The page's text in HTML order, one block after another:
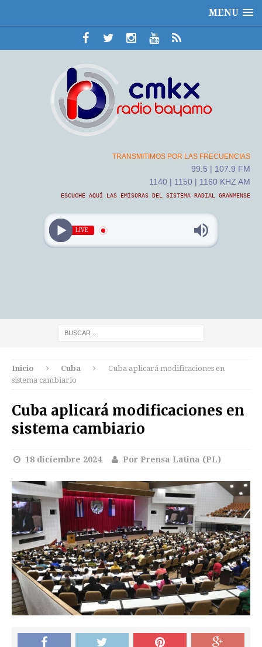
MENU
TRANSMITIMOS POR LAS FRECUENCIAS
99.5 | 107.9 FM
1140 | 1150 | 1160 KHZ AM
ESCUCHE AQUÍ LAS EMISORAS DEL SISTEMA RADIAL GRANMENSE
LIVE
Inicio Cuba
Cuba aplicará modificaciones en
sistema cambiario
Cuba aplicará modificaciones en
sistema cambiario
18 diciembre 2024 Por Prensa Latina (PL)